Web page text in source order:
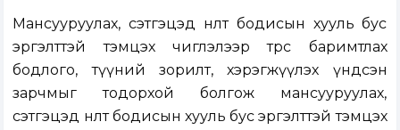
Мансууруулах, сэтгэцэд нөлөөт бодисын хууль бус
эргэлттэй тэмцэх чиглэлээр төрөөс баримтлах
бодлого, түүний зорилт, хэрэгжүүлэх үндсэн
зарчмыг тодорхой болгож мансууруулах,
сэтгэцэд нөлөөт бодисын хууль бус эргэлттэй тэмцэх